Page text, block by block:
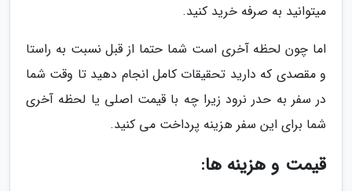
میتوانید به صرفه خرید کنید.
اما چون لحظه آخری است شما حتما از قبل نسبت به راستا
و مقصدی که دارید تحقیقات کامل انجام دهید تا وقت شما
در سفر به حدر نرود زیرا چه با قیمت اصلی یا لحظه آخری
شما برای این سفر هزینه پرداخت می کنید.
قیمت و هزینه ها: